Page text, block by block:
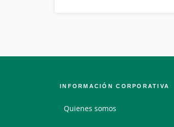
INFORMACIÓN CORPORATIVA
Quienes somos